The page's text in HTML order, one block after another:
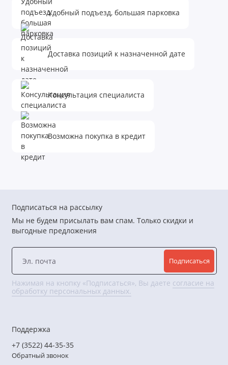
Удобный подъезд, большая парковка
Доставка позиций к назначенной дате
Консультация специалиста
Возможна покупка в кредит
Подписаться на рассылку
Мы не будем присылать вам спам. Только скидки и
выгодные предложения
Подписаться
Нажимая на кнопку «Подписаться», Вы даете согласие на
обработку персональных данных.
Поддержка
+7 (3522) 44-35-35
Обратный звонок